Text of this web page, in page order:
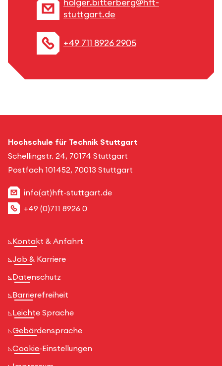
holger.bitterberg@hft-
stuttgart.de
+49 711 8926 2905
Hochschule für Technik Stuttgart
Schellingstr. 24, 70174 Stuttgart
Postfach 101452, 70013 Stuttgart
info(at)hft-stuttgart.de
+49 (0)711 8926 0
Kontakt & Anfahrt
Job & Karriere
Datenschutz
Barrierefreiheit
Leichte Sprache
Gebärdensprache
Cookie-Einstellungen